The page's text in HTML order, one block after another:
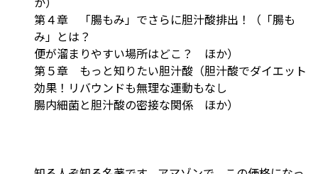
第４章 「腸もみ」でさらに胆汁酸排出！（「腸も
み」とは？
便が溜まりやすい場所はどこ？ ほか）
第５章 もっと知りたい胆汁酸（胆汁酸でダイエット
効果！リバウンドも無理な運動もなし
腸内細菌と胆汁酸の密接な関係 ほか）